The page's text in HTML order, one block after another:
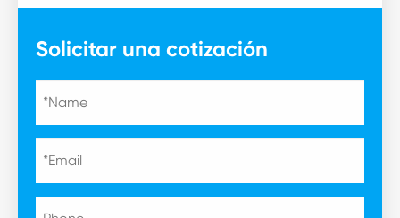
Solicitar una cotización